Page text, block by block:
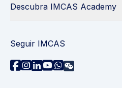
Descubra IMCAS Academy
Seguir IMCAS